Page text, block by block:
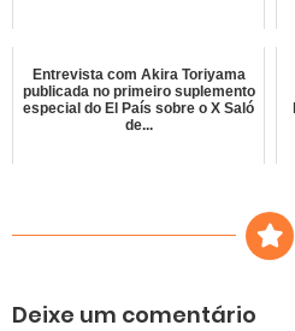
Entrevista com Akira Toriyama
publicada no primeiro suplemento
especial do El País sobre o X Saló
de...
Deixe um comentário